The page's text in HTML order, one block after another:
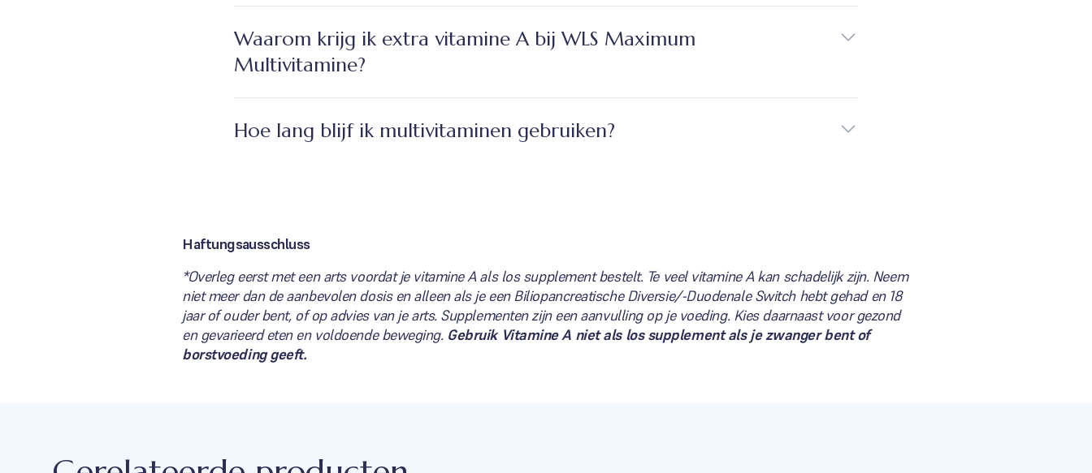
Waarom krijg ik extra vitamine A bij WLS Maximum
Multivitamine?
Hoe lang blijf ik multivitaminen gebruiken?
Haftungsausschluss
*Overleg eerst met een arts voordat je vitamine A als los supplement bestelt. Te veel vitamine A kan schadelijk zijn. Neem
niet meer dan de aanbevolen dosis en alleen als je een Biliopancreatische Diversie/-Duodenale Switch hebt gehad en 18
jaar of ouder bent, of op advies van je arts. Supplementen zijn een aanvulling op je voeding. Kies daarnaast voor gezond
en gevarieerd eten en voldoende beweging. Gebruik Vitamine A niet als los supplement als je zwanger bent of
borstvoeding geeft.